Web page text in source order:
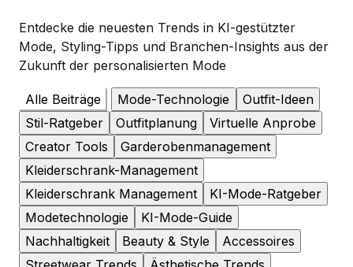
Entdecke die neuesten Trends in KI-gestützter
Mode, Styling-Tipps und Branchen-Insights aus der
Zukunft der personalisierten Mode
Alle Beiträge Mode-Technologie
Outfit-Ideen
Stil-Ratgeber
Outfitplanung
Virtuelle Anprobe
Creator Tools
Garderobenmanagement
Kleiderschrank-Management
Kleiderschrank Management
KI-Mode-Ratgeber
Modetechnologie
KI-Mode-Guide
Nachhaltigkeit
Beauty & Style
Accessoires